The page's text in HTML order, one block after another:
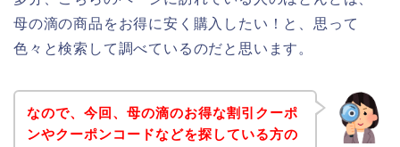
母の滴の商品をお得に安く購入したい！と、思って
色々と検索して調べているのだと思います。
なので、今回、母の滴のお得な割引クーポ
ンやクーポンコードなどを探している方の